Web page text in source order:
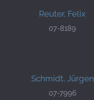
Reuter, Felix
07-8189
Schmidt, Jürgen
07-7996